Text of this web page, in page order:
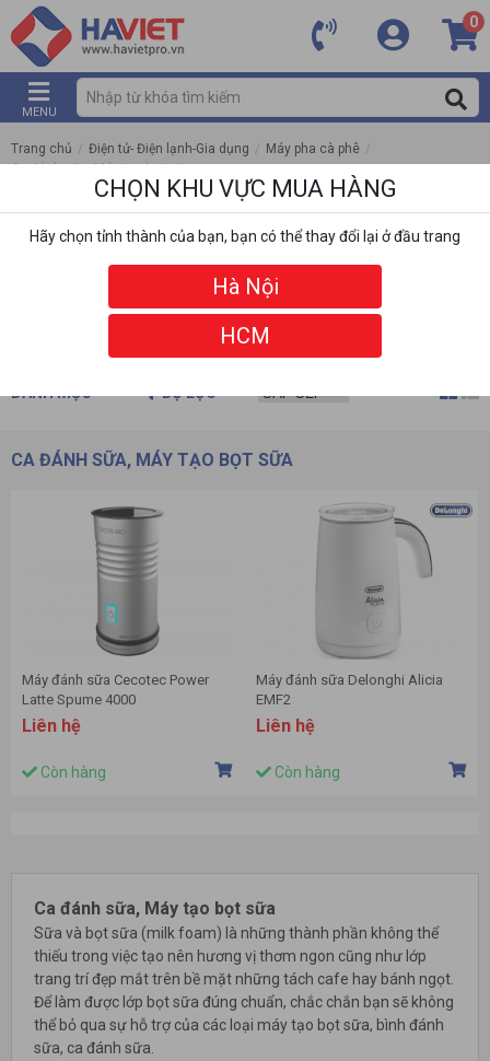
0
MENU
Trang chủ / Điện tử- Điện lạnh-Gia dụng / Máy pha cà phê /
Ca đánh sữa, Máy tạo bọt sữa
DANH MỤC BỘ LỌC
CA ĐÁNH SỮA, MÁY TẠO BỌT SỮA
Máy đánh sữa Cecotec Power
Latte Spume 4000
Liên hệ
Còn hàng
Máy đánh sữa Delonghi Alicia
EMF2
Liên hệ
Còn hàng
Ca đánh sữa, Máy tạo bọt sữa
Sữa và bọt sữa (milk foam) là những thành phần không thể
thiếu trong việc tạo nên hương vị thơm ngon cũng như lớp
trang trí đẹp mắt trên bề mặt những tách cafe hay bánh ngọt.
Để làm được lớp bọt sữa đúng chuẩn, chắc chắn bạn sẽ không
thể bỏ qua sự hỗ trợ của các loại máy tạo bọt sữa, bình đánh
sữa, ca đánh sữa.
CHỌN KHU VỰC MUA HÀNG
Hãy chọn tỉnh thành của bạn, bạn có thể thay đổi lại ở đầu trang
Hà Nội
HCM